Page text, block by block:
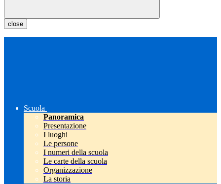
close
Scuola
Panoramica
Presentazione
I luoghi
Le persone
I numeri della scuola
Le carte della scuola
Organizzazione
La storia